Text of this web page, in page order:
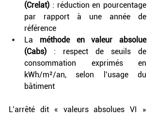
(Crelat) : réduction en pourcentage
par rapport à une année de
référence
La méthode en valeur absolue
(Cabs) : respect de seuils de
consommation exprimés en
kWh/m²/an, selon l’usage du
bâtiment
L’arrêté dit « valeurs absolues VI »